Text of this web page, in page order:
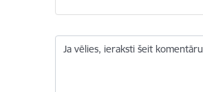
Ja vēlies, ieraksti šeit komentāru